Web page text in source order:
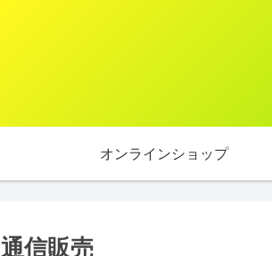
オンラインショップ
通信販売